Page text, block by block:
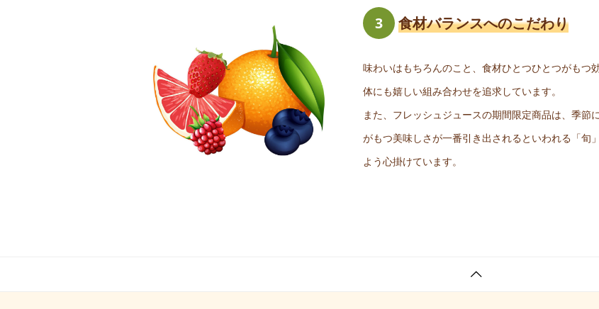
3 食材バランスへのこだわり
味わいはもちろんのこと、食材ひとつひとつがもつ
体にも嬉しい組み合わせを追求しています。
また、フレッシュジュースの期間限定商品は、季節
がもつ美味しさが一番引き出されるといわれる「旬
よう心掛けています。